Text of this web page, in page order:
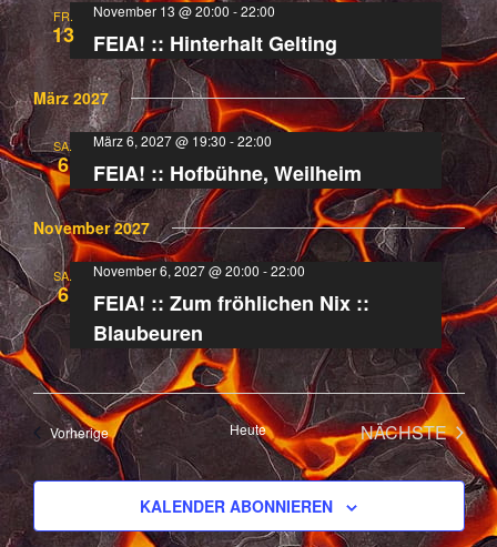
FR.
13
November 13 @ 20:00 -22:00
FEIA! :: Hinterhalt Gelting
März 2027
SA.
6
März 6, 2027 @ 19:30 -22:00
FEIA! :: Hofbühne, Weilheim
November 2027
SA.
6
November 6, 2027 @ 20:00 -22:00
FEIA! :: Zum fröhlichen Nix ::
Blaubeuren
VorherigeVeranstaltungen Heute
NÄCHSTE
KALENDER ABONNIEREN